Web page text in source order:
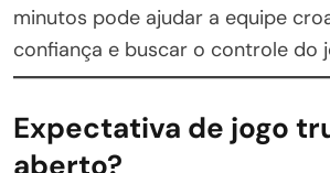
minutos pode ajudar a equipe
confiança e buscar o controle do
Expectativa de jogo
aberto?